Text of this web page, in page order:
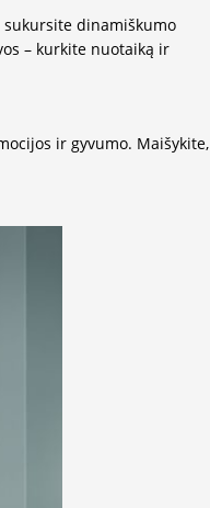
dinamiškumo
– kurkite nuotaiką ir
ir gyvumo. Maišykite,